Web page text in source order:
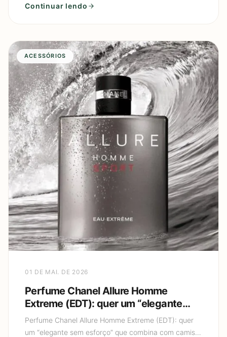
Continuar lendo
ACESSÓRIOS
01 DE MAI. DE 2026
Perfume Chanel Allure Homme
Extreme (EDT): quer um “elegante
sem esforço” que combina com
camisa social e também com jeans?
Perfume Chanel Allure Homme Extreme (EDT): quer
um “elegante sem esforço” que combina com camisa